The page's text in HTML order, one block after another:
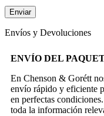
Envíos y Devoluciones
ENVÍO DEL
En Chenson & Gorétt
envío rápido y eficiente
en perfectas
toda la información